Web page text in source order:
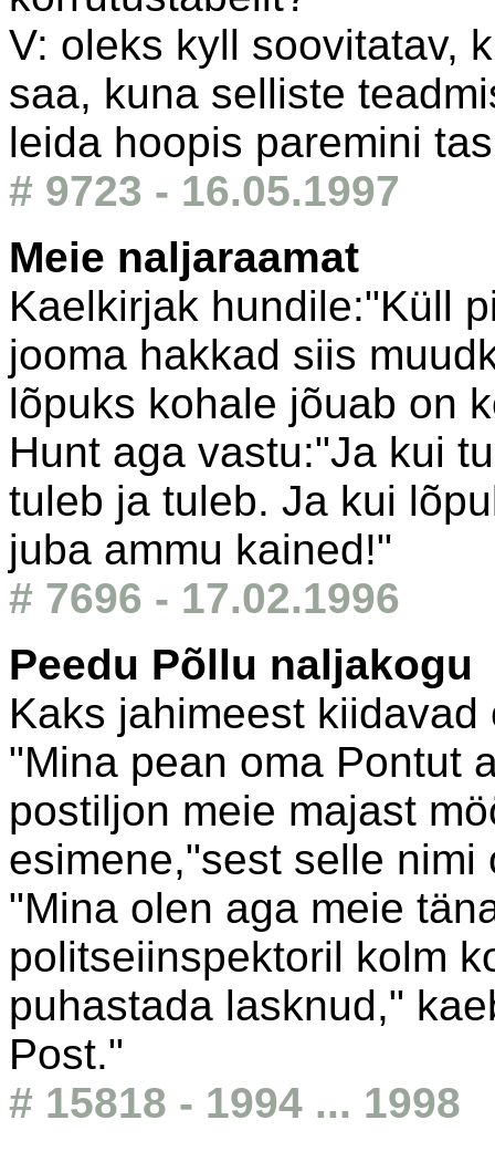
V: oleks kyll soovitatav,
saa, kuna selliste
leida hoopis paremini
# 9723 - 16.05.1997
Meie naljaraamat
Kaelkirjak hundile:"Küll
jooma hakkad siis
lõpuks kohale jõuab on
Hunt aga vastu:"Ja kui
tuleb ja tuleb. Ja kui
juba ammu kained!"
# 7696 - 17.02.1996
Peedu Põllu naljakogu
Kaks jahimeest
"Mina pean oma Pontut
postiljon meie majast
esimene,"sest selle nimi
"Mina olen aga meie
politseiinspektoril kolm
puhastada lasknud,"
Post."
# 15818 - 1994 ... 1998